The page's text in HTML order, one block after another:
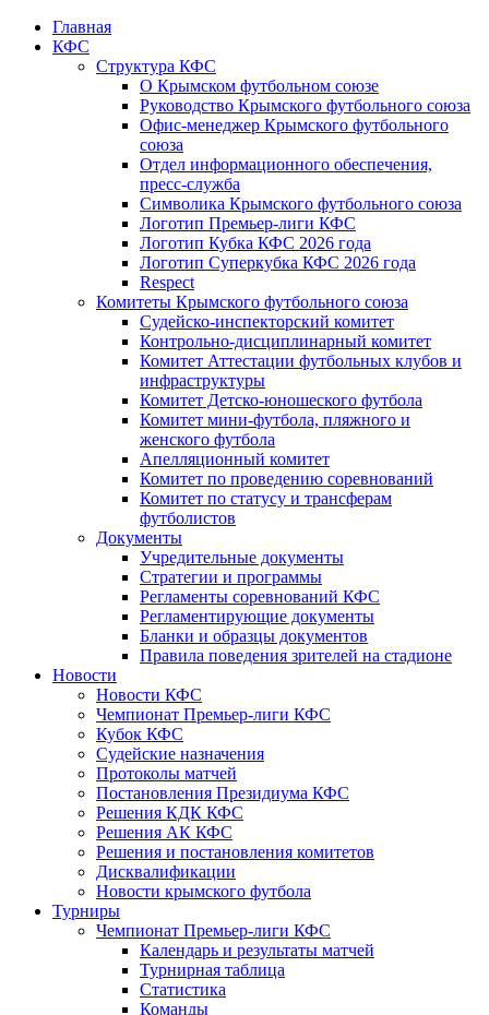
Главная
КФС
Структура КФС
О Крымском футбольном союзе
Руководство Крымского футбольного союза
Офис-менеджер Крымского футбольного
союза
Отдел информационного обеспечения,
пресс-служба
Символика Крымского футбольного союза
Логотип Премьер-лиги КФС
Логотип Кубка КФС 2026 года
Логотип Суперкубка КФС 2026 года
Respect
Комитеты Крымского футбольного союза
Судейско-инспекторский комитет
Контрольно-дисциплинарный комитет
Комитет Аттестации футбольных клубов и
инфраструктуры
Комитет Детско-юношеского футбола
Комитет мини-футбола, пляжного и
женского футбола
Апелляционный комитет
Комитет по проведению соревнований
Комитет по статусу и трансферам
футболистов
Документы
Учредительные документы
Стратегии и программы
Регламенты соревнований КФС
Регламентирующие документы
Бланки и образцы документов
Правила поведения зрителей на стадионе
Новости
Новости КФС
Чемпионат Премьер-лиги КФС
Кубок КФС
Судейские назначения
Протоколы матчей
Постановления Президиума КФС
Решения КДК КФС
Решения АК КФС
Решения и постановления комитетов
Дисквалификации
Новости крымского футбола
Турниры
Чемпионат Премьер-лиги КФС
Календарь и результаты матчей
Турнирная таблица
Статистика
Команды